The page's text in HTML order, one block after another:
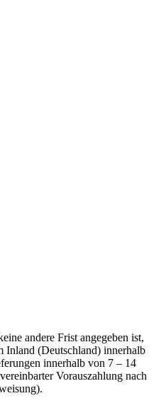
andere Frist angegeben ist,
Inland (Deutschland) innerhalb
innerhalb von 7 – 14
Vorauszahlung nach